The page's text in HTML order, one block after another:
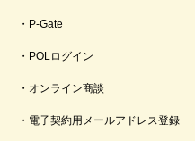
P-Gate
POLログイン
オンライン商談
電子契約用メールアドレス登録